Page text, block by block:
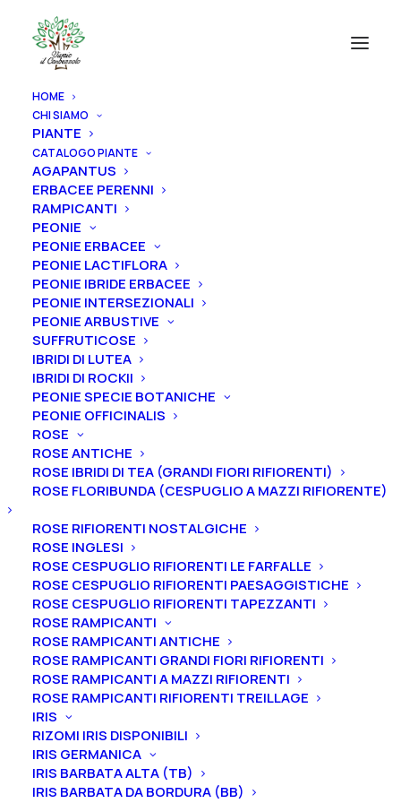
HOME
CHI SIAMO
PIANTE
CATALOGO PIANTE
AGAPANTUS
ERBACEE PERENNI
RAMPICANTI
PEONIE
PEONIE ERBACEE
PEONIE LACTIFLORA
PEONIE IBRIDE ERBACEE
PEONIE INTERSEZIONALI
PEONIE ARBUSTIVE
SUFFRUTICOSE
IBRIDI DI LUTEA
IBRIDI DI ROCKII
PEONIE SPECIE BOTANICHE
PEONIE OFFICINALIS
ROSE
ROSE ANTICHE
ROSE IBRIDI DI TEA (GRANDI FIORI RIFIORENTI)
ROSE FLORIBUNDA (CESPUGLIO A MAZZI RIFIORENTE)
ROSE RIFIORENTI NOSTALGICHE
ROSE INGLESI
ROSE CESPUGLIO RIFIORENTI LE FARFALLE
ROSE CESPUGLIO RIFIORENTI PAESAGGISTICHE
ROSE CESPUGLIO RIFIORENTI TAPEZZANTI
ROSE RAMPICANTI
ROSE RAMPICANTI ANTICHE
ROSE RAMPICANTI GRANDI FIORI RIFIORENTI
ROSE RAMPICANTI A MAZZI RIFIORENTI
ROSE RAMPICANTI RIFIORENTI TREILLAGE
IRIS
RIZOMI IRIS DISPONIBILI
IRIS GERMANICA
IRIS BARBATA ALTA (TB)
IRIS BARBATA DA BORDURA (BB)
Vivaio Il Corbezzolo
Via Consolare
47924 Rimini RN
Arte Natura
47899 Serravalle RSM
Contatti
(+39) 0541 759673
vivaioilcorbezzolo@gmail.com
Termini e condizioni
Condizioni di vendita
Diritto di recesso
Ordini per email
Iscriviti alla newsletter